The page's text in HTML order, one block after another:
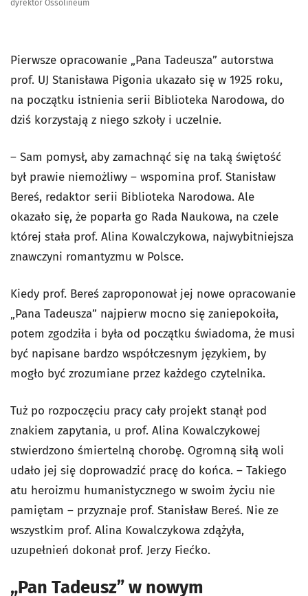
dyrektor Ossolineum
Pierwsze opracowanie „Pana Tadeusza” autorstwa
prof. UJ Stanisława Pigonia ukazało się w 1925 roku,
na początku istnienia serii Biblioteka Narodowa, do
dziś korzystają z niego szkoły i uczelnie.
– Sam pomysł, aby zamachnąć się na taką świętość
był prawie niemożliwy – wspomina prof. Stanisław
Bereś, redaktor serii Biblioteka Narodowa. Ale
okazało się, że poparła go Rada Naukowa, na czele
której stała prof. Alina Kowalczykowa, najwybitniejsza
znawczyni romantyzmu w Polsce.
Kiedy prof. Bereś zaproponował jej nowe opracowanie
„Pana Tadeusza” najpierw mocno się zaniepokoiła,
potem zgodziła i była od początku świadoma, że musi
być napisane bardzo współczesnym językiem, by
mogło być zrozumiane przez każdego czytelnika.
Tuż po rozpoczęciu pracy cały projekt stanął pod
znakiem zapytania, u prof. Alina Kowalczykowej
stwierdzono śmiertelną chorobę. Ogromną siłą woli
udało jej się doprowadzić pracę do końca. – Takiego
atu heroizmu humanistycznego w swoim życiu nie
pamiętam – przyznaje prof. Stanisław Bereś. Nie ze
wszystkim prof. Alina Kowalczykowa zdążyła,
uzupełnień dokonał prof. Jerzy Fiećko.
„Pan Tadeusz” w nowym